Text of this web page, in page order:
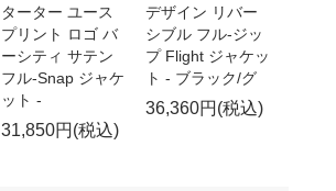
ターター ユース
プリント ロゴ バ
ーシティ サテン
フル-Snap ジャケ
ット -
31,850円(税込)
デザイン リバー
シブル フル-ジッ
プ Flight ジャケッ
ト - ブラック/グ
36,360円(税込)